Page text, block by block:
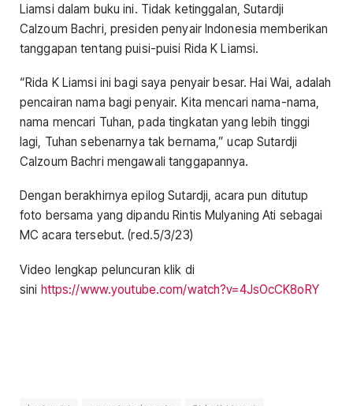
Liamsi dalam buku ini. Tidak ketinggalan, Sutardji
Calzoum Bachri, presiden penyair Indonesia memberikan
tanggapan tentang puisi-puisi Rida K Liamsi.
“Rida K Liamsi ini bagi saya penyair besar. Hai Wai, adalah
pencairan nama bagi penyair. Kita mencari nama-nama,
nama mencari Tuhan, pada tingkatan yang lebih tinggi
lagi, Tuhan sebenarnya tak bernama,” ucap Sutardji
Calzoum Bachri mengawali tanggapannya.
Dengan berakhirnya epilog Sutardji, acara pun ditutup
foto bersama yang dipandu Rintis Mulyaning Ati sebagai
MC acara tersebut. (red.5/3/23)
Video lengkap peluncuran klik di
sini https://www.youtube.com/watch?v=4JsOcCK8oRY